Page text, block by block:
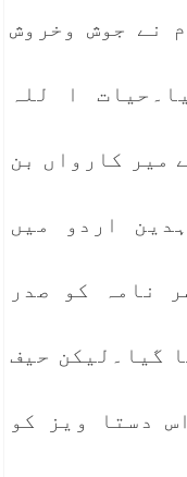
نے جوش وخروش
ا للہ
میر کارواں بن
اردو میں
نامہ کو صدر
گیا۔لیکن حیف
دستا ویز کو